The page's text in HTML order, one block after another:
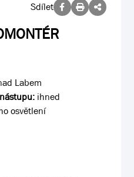
Sdílet
Labem
ihned
osvětlení